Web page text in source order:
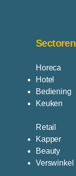
Sectoren
Horeca
Hotel
Bediening
Keuken
Retail
Kapper
Beauty
Verswinkel